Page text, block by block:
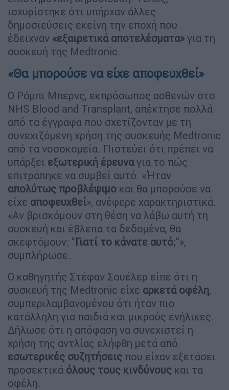
ισχυρίστηκε ότι υπήρχαν άλλες
δημοσιεύσεις εκείνη την εποχή που
έδειχναν «εξαιρετικά αποτελέσματα» για τη
συσκευή της Medtronic.
«Θα μπορούσε να είχε αποφευχθεί»
Ο Ρόμπι Μπερνς, εκπρόσωπος ασθενών στο
NHS Blood and Transplant, απέκτησε πολλά
από τα έγγραφα που σχετίζονταν με τη
συνεχιζόμενη χρήση της συσκευής Medtronic
από τα νοσοκομεία. Πιστεύει ότι πρέπει να
υπάρξει εξωτερική έρευναγια το πώς
επιτράπηκε να συμβεί αυτό. «Ήταν
απολύτως προβλέψιμο και θα μπορούσε να
είχε αποφευχθεί», ανέφερε χαρακτηριστικά.
«Αν βρισκόμουν στη θέση να λάβω αυτή τη
συσκευή και έβλεπα τα δεδομένα, θα
σκεφτόμουν: "Γιατί το κάνατε αυτό;"»,
συμπλήρωσε.
Ο καθηγητής Στέφαν Σουέλερ είπε ότι η
συσκευή της Medtronic είχε αρκετά οφέλη,
συμπεριλαμβανομένου ότι ήταν πιο
κατάλληλη για παιδιά και μικρούς ενήλικες.
Δήλωσε ότι η απόφαση να συνεχιστεί η
χρήση της αντλίας ελήφθη μετά από
εσωτερικές συζητήσεις που είχαν εξετάσει
προσεκτικά όλους τους κινδύνους και τα
οφέλη.